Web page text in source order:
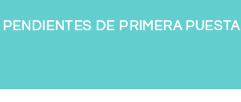
PENDIENTES DE PRIMERA PUESTA